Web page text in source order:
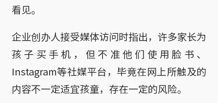
看见。
企业创办人接受媒体访问时指出，许多家长为
孩子买手机，但不准他们使用脸书、
Instagram等社媒平台，毕竟在网上所触及的
内容不一定适宜孩童，存在一定的风险。